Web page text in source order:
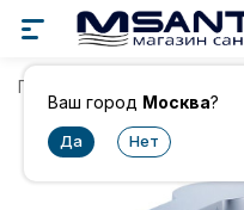
Ваш город Москва?
Главная